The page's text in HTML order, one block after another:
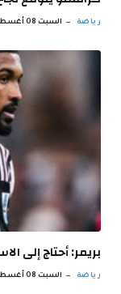
رياضة السبت 08 أغسطس 1:25 م
بريمر: أحتاج إلى
رياضة السبت 08 أغسطس 12:24 م